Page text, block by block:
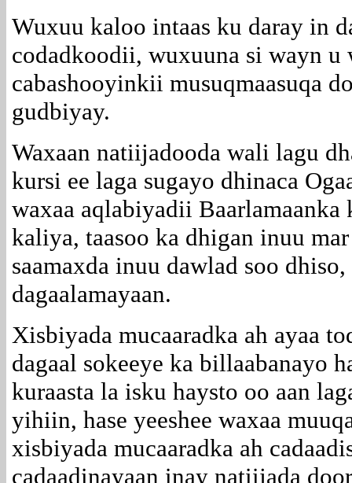
Wuxuu kaloo intaas ku daray in
codadkoodii, wuxuuna si wayn u
cabashooyinkii musuqmaasuqa
gudbiyay.
Waxaan natiijadooda wali lagu
kursi ee laga sugayo dhinaca
waxaa aqlabiyadii
kaliya, taasoo ka dhigan inuu
saamaxda inuu dawlad soo
dagaalamayaan.
Xisbiyada mucaaradka ah ayaa
dagaal sokeeye ka billaabanayo
kuraasta la isku haysto oo aan
yihiin, hase yeeshee waxaa
xisbiyada mucaaradka ah
cadaadinayaan inay natiijada